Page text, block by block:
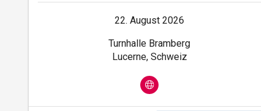
22. August 2026
Turnhalle Bramberg
Lucerne, Schweiz